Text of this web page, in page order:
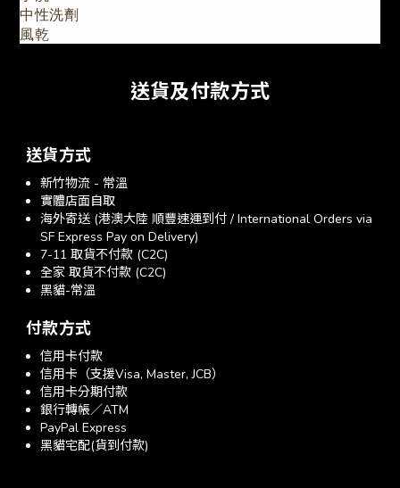
中性洗劑
風乾
送貨及付款方式
送貨方式
新竹物流 - 常溫
實體店面自取
海外寄送 (港澳大陸 順豐速運到付 / International Orders via
SF Express Pay on Delivery)
7-11 取貨不付款 (C2C)
全家 取貨不付款 (C2C)
黑貓-常溫
付款方式
信用卡付款
信用卡（支援Visa, Master, JCB）
信用卡分期付款
銀行轉帳／ATM
PayPal Express
黑貓宅配(貨到付款)